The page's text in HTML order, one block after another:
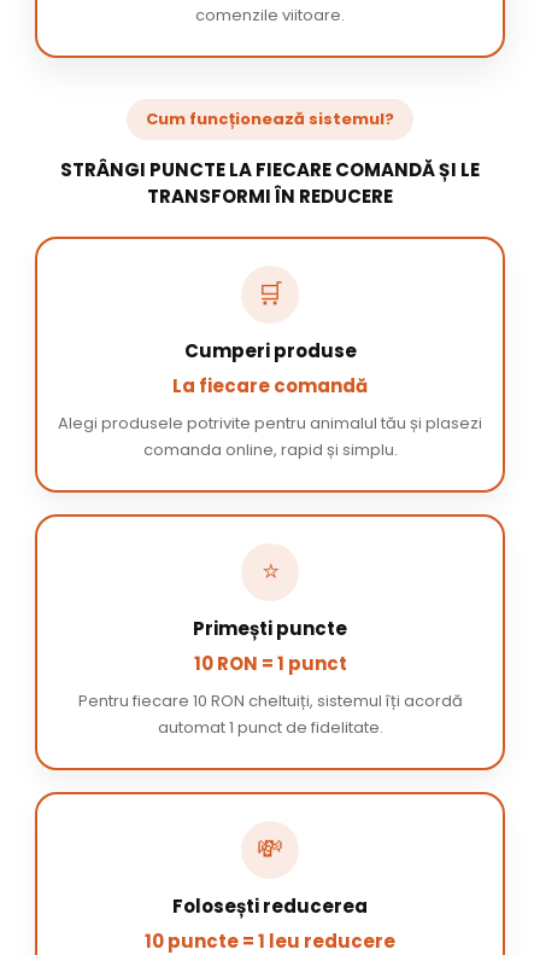
comenzile viitoare.
Cum funcționează sistemul?
STRÂNGI PUNCTE LA FIECARE COMANDĂ ȘI LE
TRANSFORMI ÎN REDUCERE
🛒
Cumperi produse
La fiecare comandă
Alegi produsele potrivite pentru animalul tău și plasezi
comanda online, rapid și simplu.
⭐
Primești puncte
10 RON = 1 punct
Pentru fiecare 10 RON cheltuiți, sistemul îți acordă
automat 1 punct de fidelitate.
💸
Folosești reducerea
10 puncte = 1 leu reducere